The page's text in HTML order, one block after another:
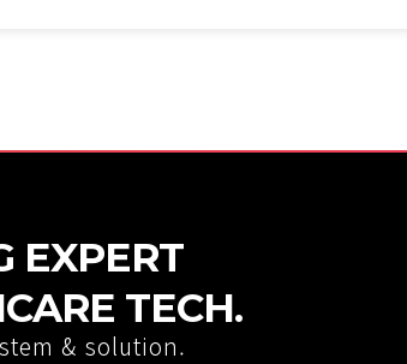
EXPERT
TECH.
& solution.